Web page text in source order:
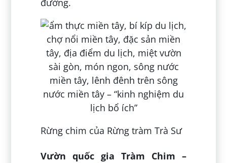
Rừng chim của Rừng tràm Trà Sư
Vườn quốc gia Tràm Chim –